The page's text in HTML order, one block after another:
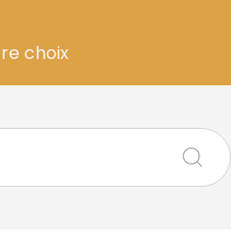
choix